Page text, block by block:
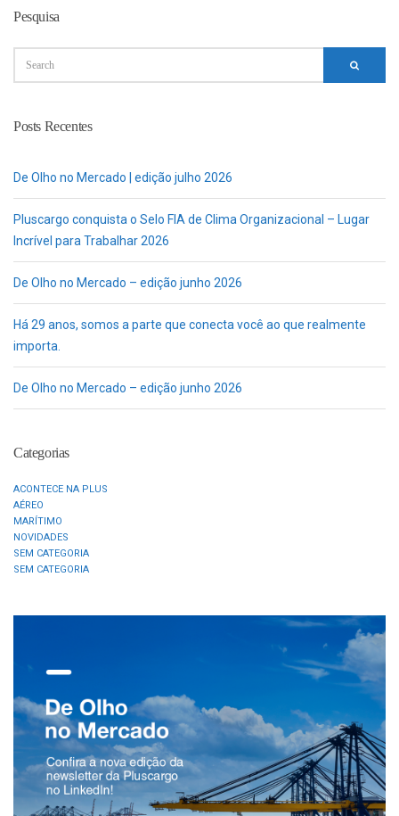
Pesquisa
Posts Recentes
De Olho no Mercado | edição julho 2026
Pluscargo conquista o Selo FIA de Clima Organizacional – Lugar
Incrível para Trabalhar 2026
De Olho no Mercado – edição junho 2026
Há 29 anos, somos a parte que conecta você ao que realmente
importa.
De Olho no Mercado – edição junho 2026
Categorias
ACONTECE NA PLUS
AÉREO
MARÍTIMO
NOVIDADES
SEM CATEGORIA
SEM CATEGORIA